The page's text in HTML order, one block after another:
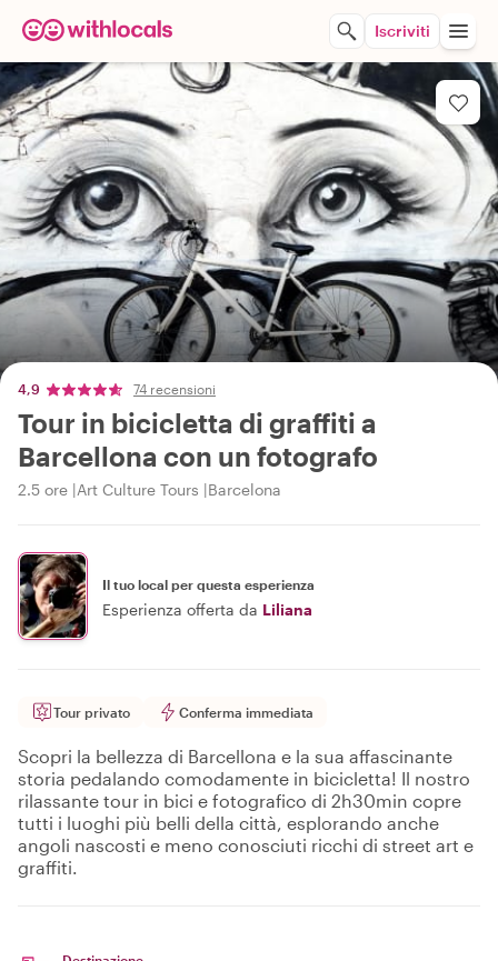
Iscriviti
4,9 74 recensioni
Tour in bicicletta di graffiti a
Barcellona con un fotografo
2.5 ore Art Culture Tours Barcelona
Il tuo local per questa esperienza
Esperienza offerta da Liliana
Tour privato Conferma immediata
Scopri la bellezza di Barcellona e la sua affascinante
storia pedalando comodamente in bicicletta! Il nostro
rilassante tour in bici e fotografico di 2h30min copre
tutti i luoghi più belli della città, esplorando anche
angoli nascosti e meno conosciuti ricchi di street art e
graffiti.